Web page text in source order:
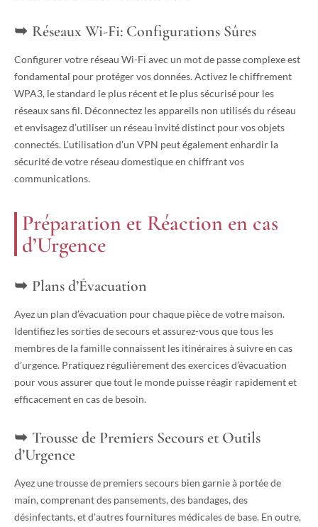
Réseaux Wi-Fi: Configurations Sûres
Configurer votre réseau Wi-Fi avec un mot de passe complexe est
fondamental pour protéger vos données. Activez le chiffrement
WPA3, le standard le plus récent et le plus sécurisé pour les
réseaux sans fil. Déconnectez les appareils non utilisés du réseau
et envisagez d’utiliser un réseau invité distinct pour vos objets
connectés. L’utilisation d’un VPN peut également enhardir la
sécurité de votre réseau domestique en chiffrant vos
communications.
Préparation et Réaction en cas
d’Urgence
Plans d’Évacuation
Ayez un plan d’évacuation pour chaque pièce de votre maison.
Identifiez les sorties de secours et assurez-vous que tous les
membres de la famille connaissent les itinéraires à suivre en cas
d’urgence. Pratiquez régulièrement des exercices d’évacuation
pour vous assurer que tout le monde puisse réagir rapidement et
efficacement en cas de besoin.
Trousse de Premiers Secours et Outils
d’Urgence
Ayez une trousse de premiers secours bien garnie à portée de
main, comprenant des pansements, des bandages, des
désinfectants, et d’autres fournitures médicales de base. En outre,